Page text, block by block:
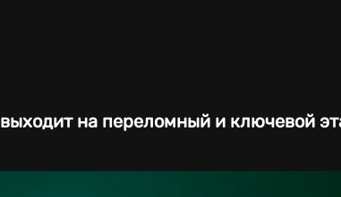
на переломный и ключевой